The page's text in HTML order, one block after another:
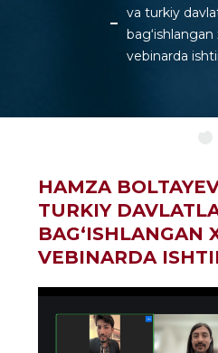
va turkiy
bag‘ishlangan
vebinarda
HAMZA
TURKIY
BAG‘ISHLANGAN
VEBINARDA